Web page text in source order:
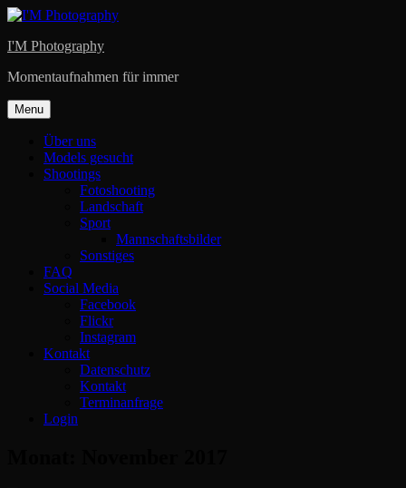
Skip
content
I'M Photography
Momentaufnahmen für immer
Menu
Über uns
Models gesucht
Shootings
Fotoshooting
Landschaft
Sport
Mannschaftsbilder
Sonstiges
FAQ
Social Media
Facebook
Flickr
Instagram
Kontakt
Datenschutz
Kontakt
Terminanfrage
Login